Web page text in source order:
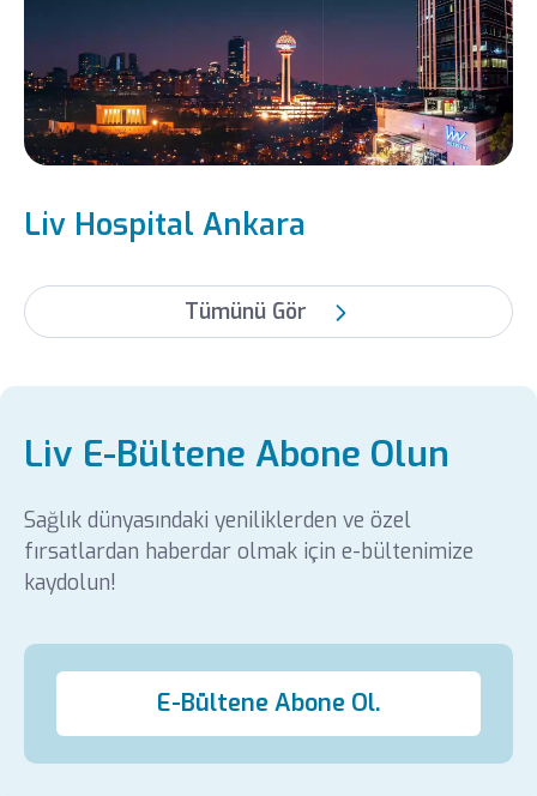
Liv Hospital Ankara
Tümünü Gör
Liv E-Bültene Abone Olun
Sağlık dünyasındaki yeniliklerden ve özel
fırsatlardan haberdar olmak için e-bültenimize
kaydolun!
E-Bültene Abone Ol.